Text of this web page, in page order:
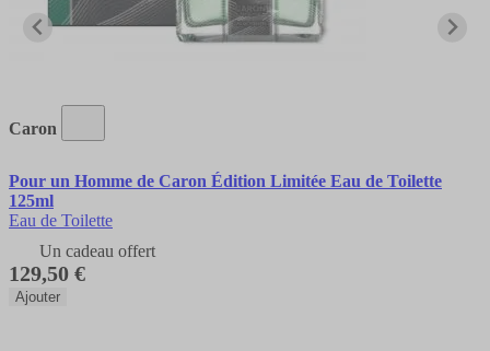
Caron
Pour un Homme de Caron Édition Limitée Eau de Toilette
125ml
Eau de Toilette
Un cadeau offert
129,50 €
Ajouter